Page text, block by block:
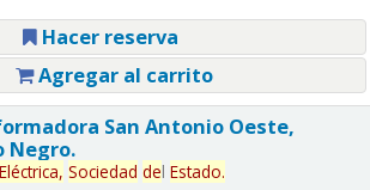
Hacer reserva
Agregar al carrito
San Antonio Oeste,
Negro.
Eléctrica, Sociedad del Estado.